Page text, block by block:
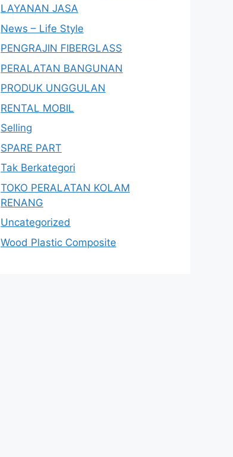
LAYANAN JASA
News – Life Style
PENGRAJIN FIBERGLASS
PERALATAN BANGUNAN
PRODUK UNGGULAN
RENTAL MOBIL
Selling
SPARE PART
Tak Berkategori
TOKO PERALATAN KOLAM
RENANG
Uncategorized
Wood Plastic Composite